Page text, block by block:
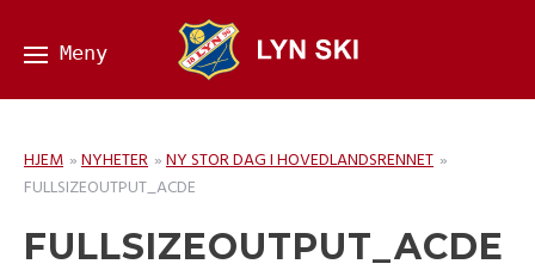
HJEM »NYHETER »NY STOR DAG I HOVEDLANDSRENNET »
FULLSIZEOUTPUT_ACDE
FULLSIZEOUTPUT_ACDE